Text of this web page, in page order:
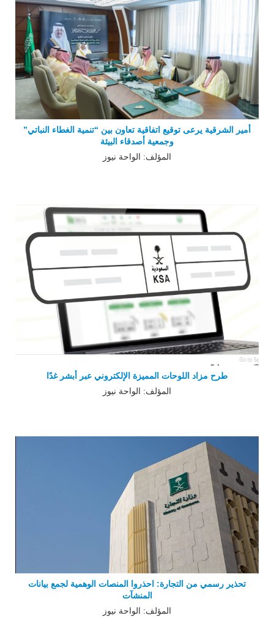
أمير الشرقية يرعى توقيع اتفاقية تعاون بين “تنمية الغطاء النباتي”
وجمعية أصدقاء البيئة
المؤلف: الواحة نيوز
طرح مزاد اللوحات المميزة الإلكتروني عبر أبشر غدًا
المؤلف: الواحة نيوز
تحذير رسمي من التجارة: احذروا المنصات الوهمية لجمع بيانات
المنشآت
المؤلف: الواحة نيوز